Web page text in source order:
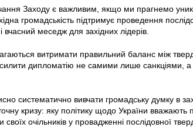
Заходу є важливим, якщо ми прагнемо
громадськість підтримує проведення
меседж для західних лідерів.
витримати правильний баланс між
дипломатію не самими лише санкціями, а
систематично вивчати громадську думку в
кризу: яку політику щодо України
своїх очільників у провадженні послідовної